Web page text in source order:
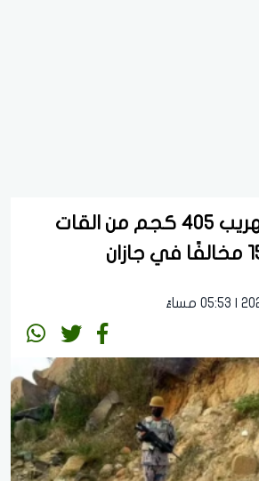
عاجل | إحباط تهريب 405 كجم من القات